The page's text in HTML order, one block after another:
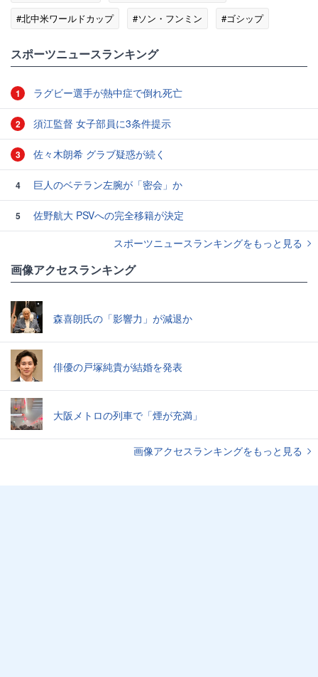
#北中米ワールドカップ
#ソン・フンミン
#ゴシップ
スポーツニュースランキング
1 ラグビー選手が熱中症で倒れ死亡
2 須江監督 女子部員に3条件提示
3 佐々木朗希 グラブ疑惑が続く
4 巨人のベテラン左腕が「密会」か
5
佐野航大 PSVへの完全移籍が決定
スポーツニュースランキングをもっと見る
画像アクセスランキング
森喜朗氏の「影響力」が減退か
俳優の戸塚純貴が結婚を発表
大阪メトロの列車で「煙が充満」
画像アクセスランキングをもっと見る